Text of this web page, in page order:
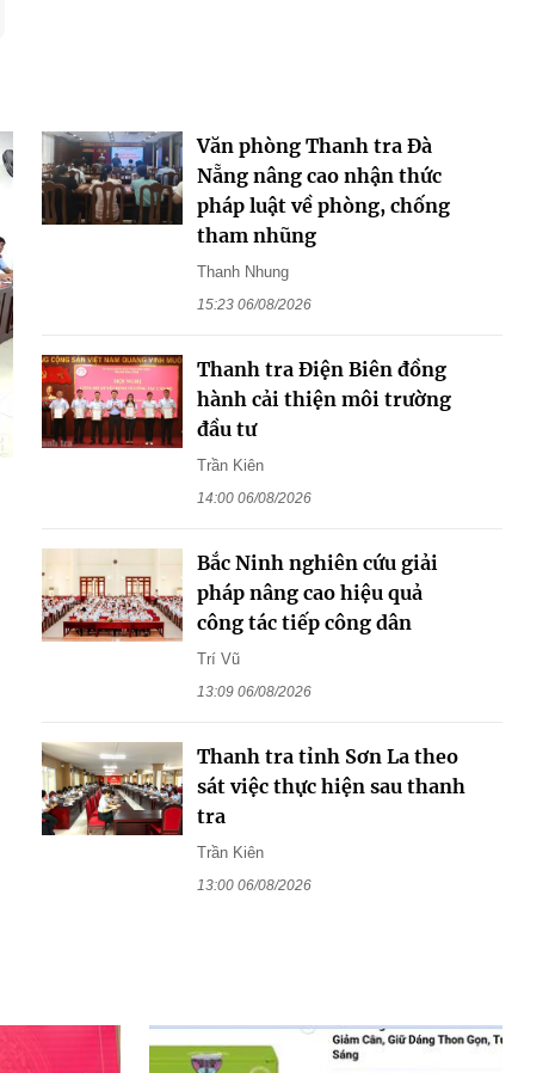
Văn phòng Thanh tra Đà
Nẵng nâng cao nhận thức
pháp luật về phòng, chống
tham nhũng
Thanh Nhung
15:23 06/08/2026
Thanh tra Điện Biên đồng
hành cải thiện môi trường
đầu tư
Trần Kiên
14:00 06/08/2026
Bắc Ninh nghiên cứu giải
pháp nâng cao hiệu quả
công tác tiếp công dân
Trí Vũ
13:09 06/08/2026
Thanh tra tỉnh Sơn La theo
sát việc thực hiện sau thanh
tra
Trần Kiên
13:00 06/08/2026